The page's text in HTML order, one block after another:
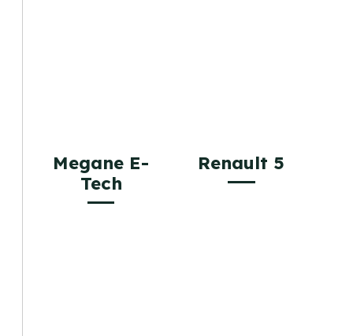
Megane E-
Tech
Renault 5